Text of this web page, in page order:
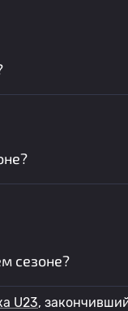
сезоне?
U23,